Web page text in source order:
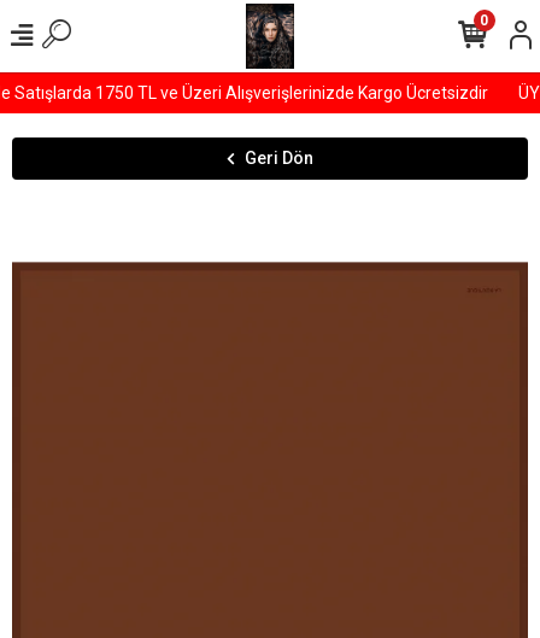
1750 TL ve Üzeri Alışverişlerinizde Kargo Ücretsizdir
0
Geri Dön